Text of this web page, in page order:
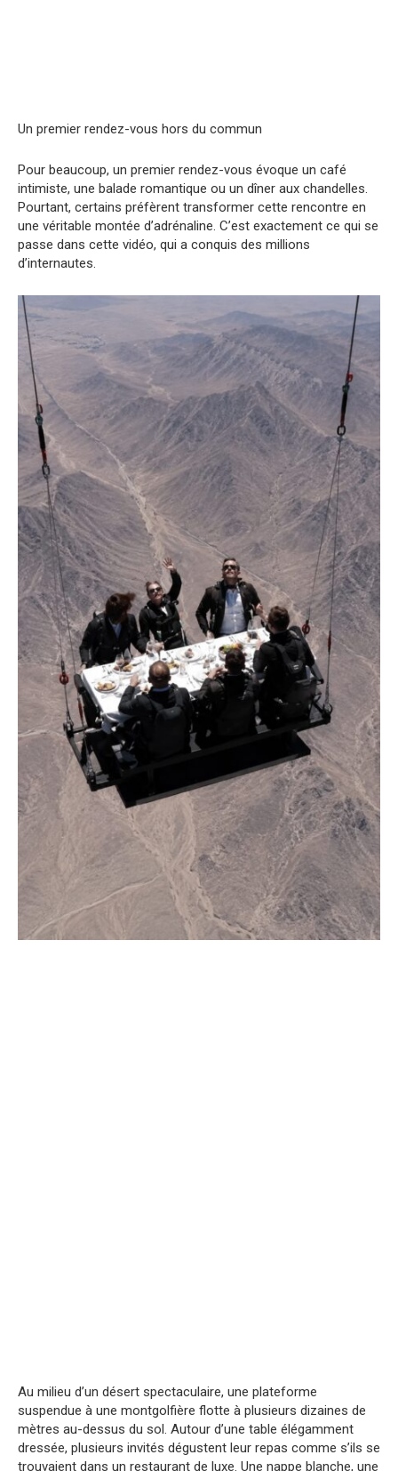
Un premier rendez-vous hors du commun
Pour beaucoup, un premier rendez-vous évoque un café
intimiste, une balade romantique ou un dîner aux chandelles.
Pourtant, certains préfèrent transformer cette rencontre en
une véritable montée d’adrénaline. C’est exactement ce qui se
passe dans cette vidéo, qui a conquis des millions
d’internautes.
Au milieu d’un désert spectaculaire, une plateforme
suspendue à une montgolfière flotte à plusieurs dizaines de
mètres au-dessus du sol. Autour d’une table élégamment
dressée, plusieurs invités dégustent leur repas comme s’ils se
trouvaient dans un restaurant de luxe. Une nappe blanche, une